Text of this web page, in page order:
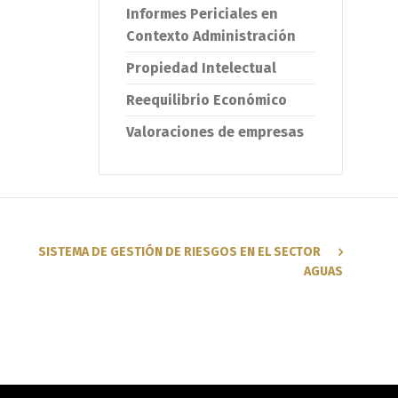
Informes Periciales en
Contexto Administración
Propiedad Intelectual
Reequilibrio Económico
Valoraciones de empresas
SISTEMA DE GESTIÓN DE RIESGOS EN EL SECTOR
AGUAS